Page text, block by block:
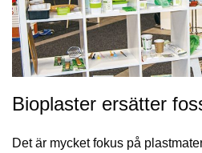
Bioplaster ersätter
Det är mycket fokus på